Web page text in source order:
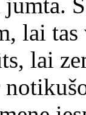
lai
lai